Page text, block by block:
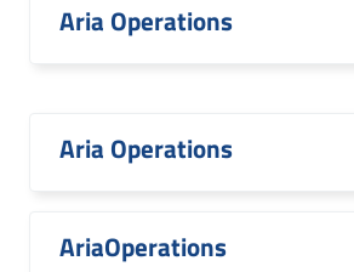
Aria Operations
Aria Operations
AriaOperations